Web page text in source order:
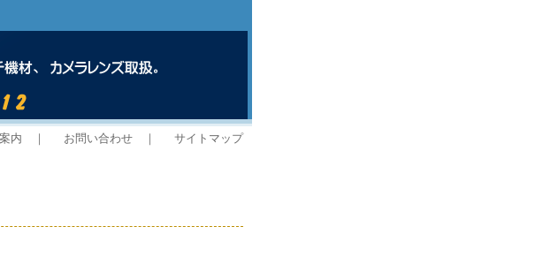
内 ｜ お問い合わせ ｜ サイトマップ